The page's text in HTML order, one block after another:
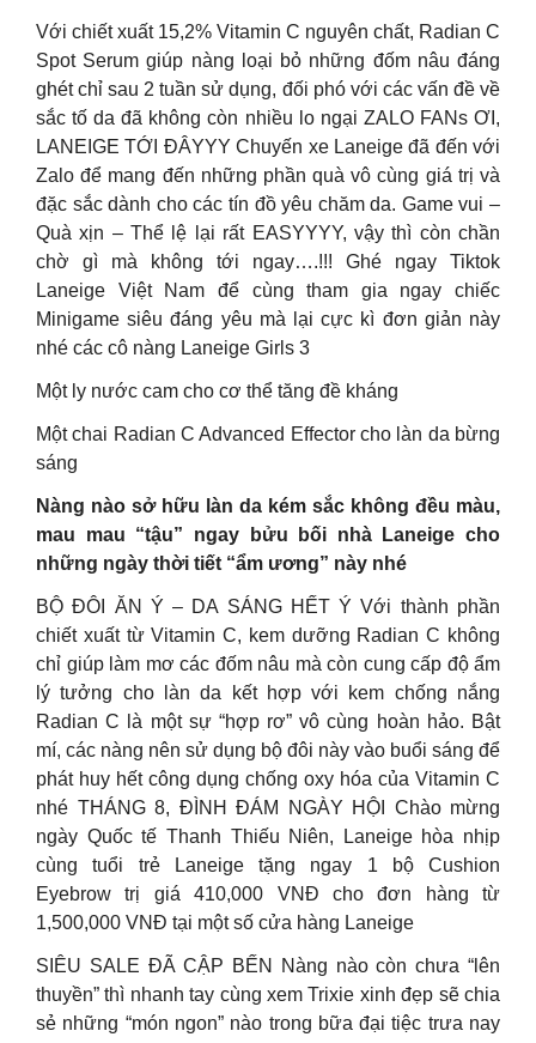
Với chiết xuất 15,2% Vitamin C nguyên chất, Radian C
Spot Serum giúp nàng loại bỏ những đốm nâu đáng
ghét chỉ sau 2 tuần sử dụng, đối phó với các vấn đề về
sắc tố da đã không còn nhiều lo ngại ZALO FANs ƠI,
LANEIGE TỚI ĐÂYYY Chuyến xe Laneige đã đến với
Zalo để mang đến những phần quà vô cùng giá trị và
đặc sắc dành cho các tín đồ yêu chăm da. Game vui –
Quà xịn – Thể lệ lại rất EASYYYY, vậy thì còn chần
chờ gì mà không tới ngay….!!! Ghé ngay Tiktok
Laneige Việt Nam để cùng tham gia ngay chiếc
Minigame siêu đáng yêu mà lại cực kì đơn giản này
nhé các cô nàng Laneige Girls 3
Một ly nước cam cho cơ thể tăng đề kháng
Một chai Radian C Advanced Effector cho làn da bừng
sáng
Nàng nào sở hữu làn da kém sắc không đều màu,
mau mau “tậu” ngay bửu bối nhà Laneige cho
những ngày thời tiết “ẩm ương” này nhé
BỘ ĐÔI ĂN Ý – DA SÁNG HẾT Ý Với thành phần
chiết xuất từ Vitamin C, kem dưỡng Radian C không
chỉ giúp làm mơ các đốm nâu mà còn cung cấp độ ẩm
lý tưởng cho làn da kết hợp với kem chống nắng
Radian C là một sự “hợp rơ” vô cùng hoàn hảo. Bật
mí, các nàng nên sử dụng bộ đôi này vào buổi sáng để
phát huy hết công dụng chống oxy hóa của Vitamin C
nhé THÁNG 8, ĐÌNH ĐÁM NGÀY HỘI Chào mừng
ngày Quốc tế Thanh Thiếu Niên, Laneige hòa nhịp
cùng tuổi trẻ Laneige tặng ngay 1 bộ Cushion
Eyebrow trị giá 410,000 VNĐ cho đơn hàng từ
1,500,000 VNĐ tại một số cửa hàng Laneige
SIÊU SALE ĐÃ CẬP BẾN Nàng nào còn chưa “lên
thuyền” thì nhanh tay cùng xem Trixie xinh đẹp sẽ chia
sẻ những “món ngon” nào trong bữa đại tiệc trưa nay